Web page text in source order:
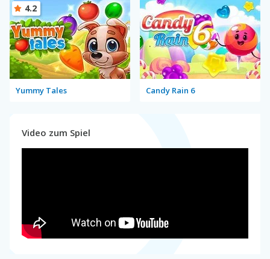
Yummy Tales
4.2
Candy Rain 6
Video zum Spiel